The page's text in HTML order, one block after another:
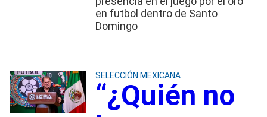
en futbol dentro de Santo
Domingo
SELECCIÓN MEXICANA
“¿Quién no